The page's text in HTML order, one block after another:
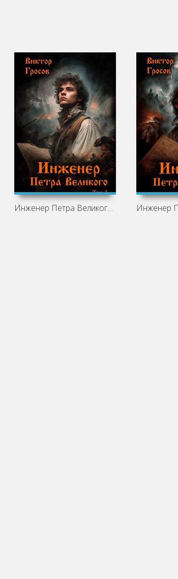
Инженер Петра Великого 3 - Виктор Гросов